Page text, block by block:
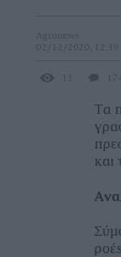
Agronews
02/12/2020, 12:39
11
Τα
και